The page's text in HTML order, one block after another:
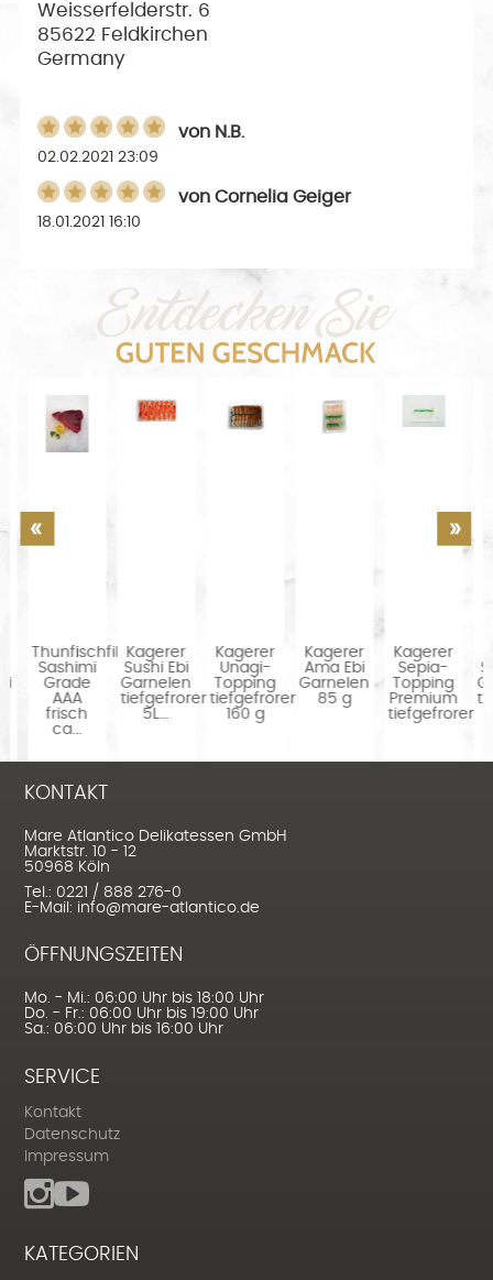
Weisserfelderstr. 6
85622 Feldkirchen
Germany
von N.B.
02.02.2021 23:09
vonCornelia Geiger
18.01.2021 16:10
Thunfischfilet
Sashimi
Grade
AAA
frisch
ca...
Kagerer
Sushi Ebi
Garnelen
tiefgefroren
5L...
Kagerer
Unagi-
Topping
tiefgefroren
160 g
Kagerer
Ama Ebi
Garnelen
85 g
Kagerer
Sepia-
Topping
Premium
tiefgefroren...
KONTAKT
Mare Atlantico Delikatessen GmbH
Marktstr. 10 - 12
50968 Köln
Tel.: 0221 / 888 276-0
E-Mail: info@mare-atlantico.de
ÖFFNUNGSZEITEN
Mo. - Mi.: 06:00 Uhr bis 18:00 Uhr
Do. - Fr.: 06:00 Uhr bis 19:00 Uhr
Sa.: 06:00 Uhr bis 16:00 Uhr
SERVICE
Kontakt
Datenschutz
Impressum
KATEGORIEN